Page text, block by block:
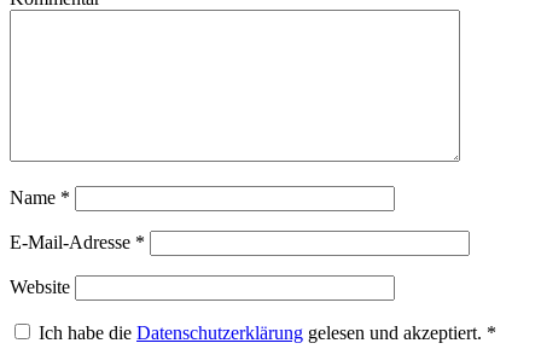
Name *
E-Mail-Adresse *
Website
Ich habe die Datenschutzerklärung gelesen und akzeptiert. *